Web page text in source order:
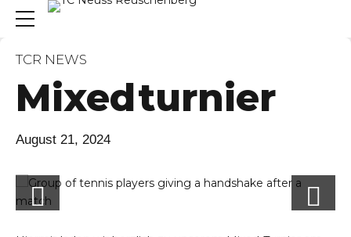
TCR NEWS
Mixedturnier
August 21, 2024